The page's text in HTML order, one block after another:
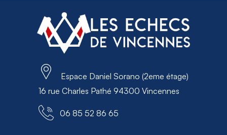
Espace Daniel Sorano (2eme étage)
16 rue Charles Pathé 94300 Vincennes
06 85 52 86 65